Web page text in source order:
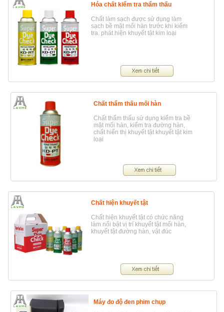
Hóa chất kiểm tra thẩm thấu
Chất làm sạch được sử dụng làm
sạch bề mặt mối hàn trước khi kiểm
tra. phát hiện khuyết tật kim loại
Chất thẩm thấu mối hàn
Chất thẩm thấu sử dụng kiểm tra bề
mặt mối hàn, kiểm tra đường hàn,
chất hiển thị khuyết tật khuyết tật kim
loại
Chất hiện khuyết tật
Chất hiện khuyết tật có chức năng
làm nổi bật vị trí khuyết tật mối hàn,
khuyết tật đường hàn, vật đúc
Máy đo độ đen phim chụp